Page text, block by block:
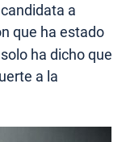
a
que ha estado
ha dicho que
a la